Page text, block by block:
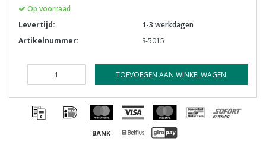
Op voorraad
Levertijd:
1-3 werkdagen
Artikelnummer:
S-5015
TOEVOEGEN AAN WINKELWAGEN